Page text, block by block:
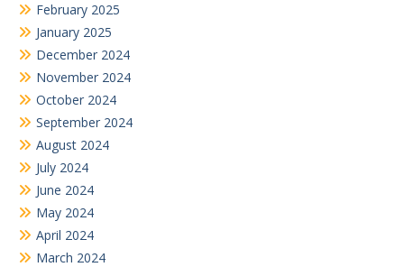
February 2025
January 2025
December 2024
November 2024
October 2024
September 2024
August 2024
July 2024
June 2024
May 2024
April 2024
March 2024